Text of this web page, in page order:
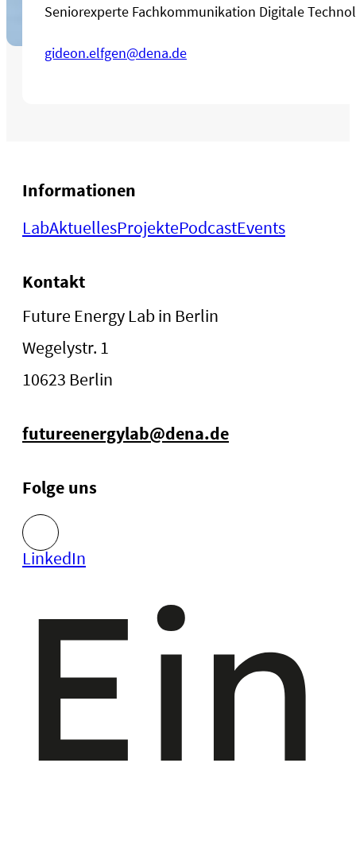
Seniorexperte Fachkommunikation Digitale
gideon.elfgen@dena.de
Informationen
LabAktuellesProjektePodcastEvents
Kontakt
Future Energy Lab in Berlin
Wegelystr. 1
10623 Berlin
futureenergylab@dena.de
Folge uns
LinkedIn